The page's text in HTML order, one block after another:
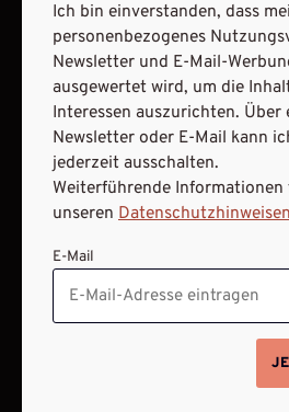
AGB und Widerrufsbelehrung
Barrierefreiheit
VERTRAG
Ich bin einverstanden, dass
personenbezogenes
Newsletter und E-Mail-
ausgewertet wird, um die
Interessen auszurichten. Über
Newsletter oder E-Mail kann
jederzeit ausschalten.
Weiterführende Informationen
unseren
E-Mail